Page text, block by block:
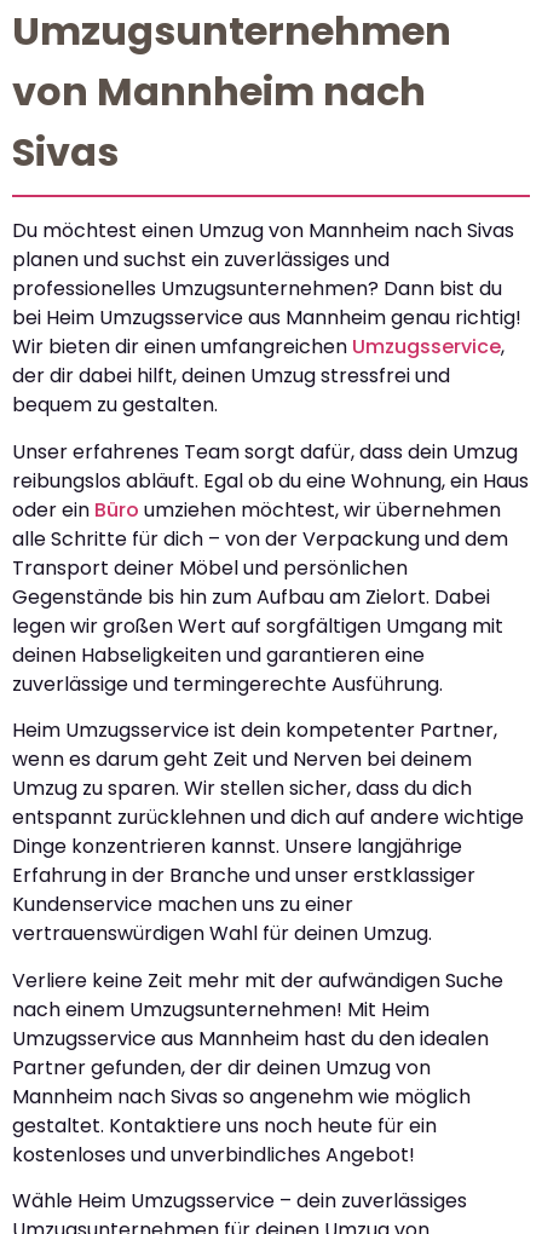
Umzugsunternehmen
von Mannheim nach
Sivas
Du möchtest einen Umzug von Mannheim nach Sivas
planen und suchst ein zuverlässiges und
professionelles Umzugsunternehmen? Dann bist du
bei Heim Umzugsservice aus Mannheim genau richtig!
Wir bieten dir einen umfangreichen Umzugsservice,
der dir dabei hilft, deinen Umzug stressfrei und
bequem zu gestalten.
Unser erfahrenes Team sorgt dafür, dass dein Umzug
reibungslos abläuft. Egal ob du eine Wohnung, ein Haus
oder ein Büro umziehen möchtest, wir übernehmen
alle Schritte für dich – von der Verpackung und dem
Transport deiner Möbel und persönlichen
Gegenstände bis hin zum Aufbau am Zielort. Dabei
legen wir großen Wert auf sorgfältigen Umgang mit
deinen Habseligkeiten und garantieren eine
zuverlässige und termingerechte Ausführung.
Heim Umzugsservice ist dein kompetenter Partner,
wenn es darum geht Zeit und Nerven bei deinem
Umzug zu sparen. Wir stellen sicher, dass du dich
entspannt zurücklehnen und dich auf andere wichtige
Dinge konzentrieren kannst. Unsere langjährige
Erfahrung in der Branche und unser erstklassiger
Kundenservice machen uns zu einer
vertrauenswürdigen Wahl für deinen Umzug.
Verliere keine Zeit mehr mit der aufwändigen Suche
nach einem Umzugsunternehmen! Mit Heim
Umzugsservice aus Mannheim hast du den idealen
Partner gefunden, der dir deinen Umzug von
Mannheim nach Sivas so angenehm wie möglich
gestaltet. Kontaktiere uns noch heute für ein
kostenloses und unverbindliches Angebot!
Wähle Heim Umzugsservice – dein zuverlässiges